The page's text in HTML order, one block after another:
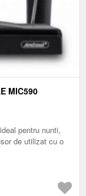
MIC590
pentru nunti,
de utilizat cu o